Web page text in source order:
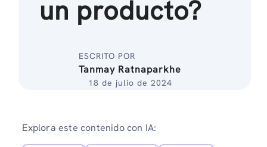
un producto?
ESCRITO POR
Tanmay Ratnaparkhe
18 de julio de 2024
Explora este contenido con IA: